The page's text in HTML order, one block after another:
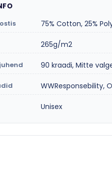
75% Cotton, 25%
265g/m2
90 kraadi, Mitte
WWResponsebility,
Unisex